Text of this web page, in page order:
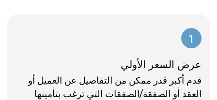
1
عرض السعر الأولي
قدم أكبر قدر ممكن من التفاصيل عن العميل أو
العقد أو الصفقة/الصفقات التي ترغب بتأمينها